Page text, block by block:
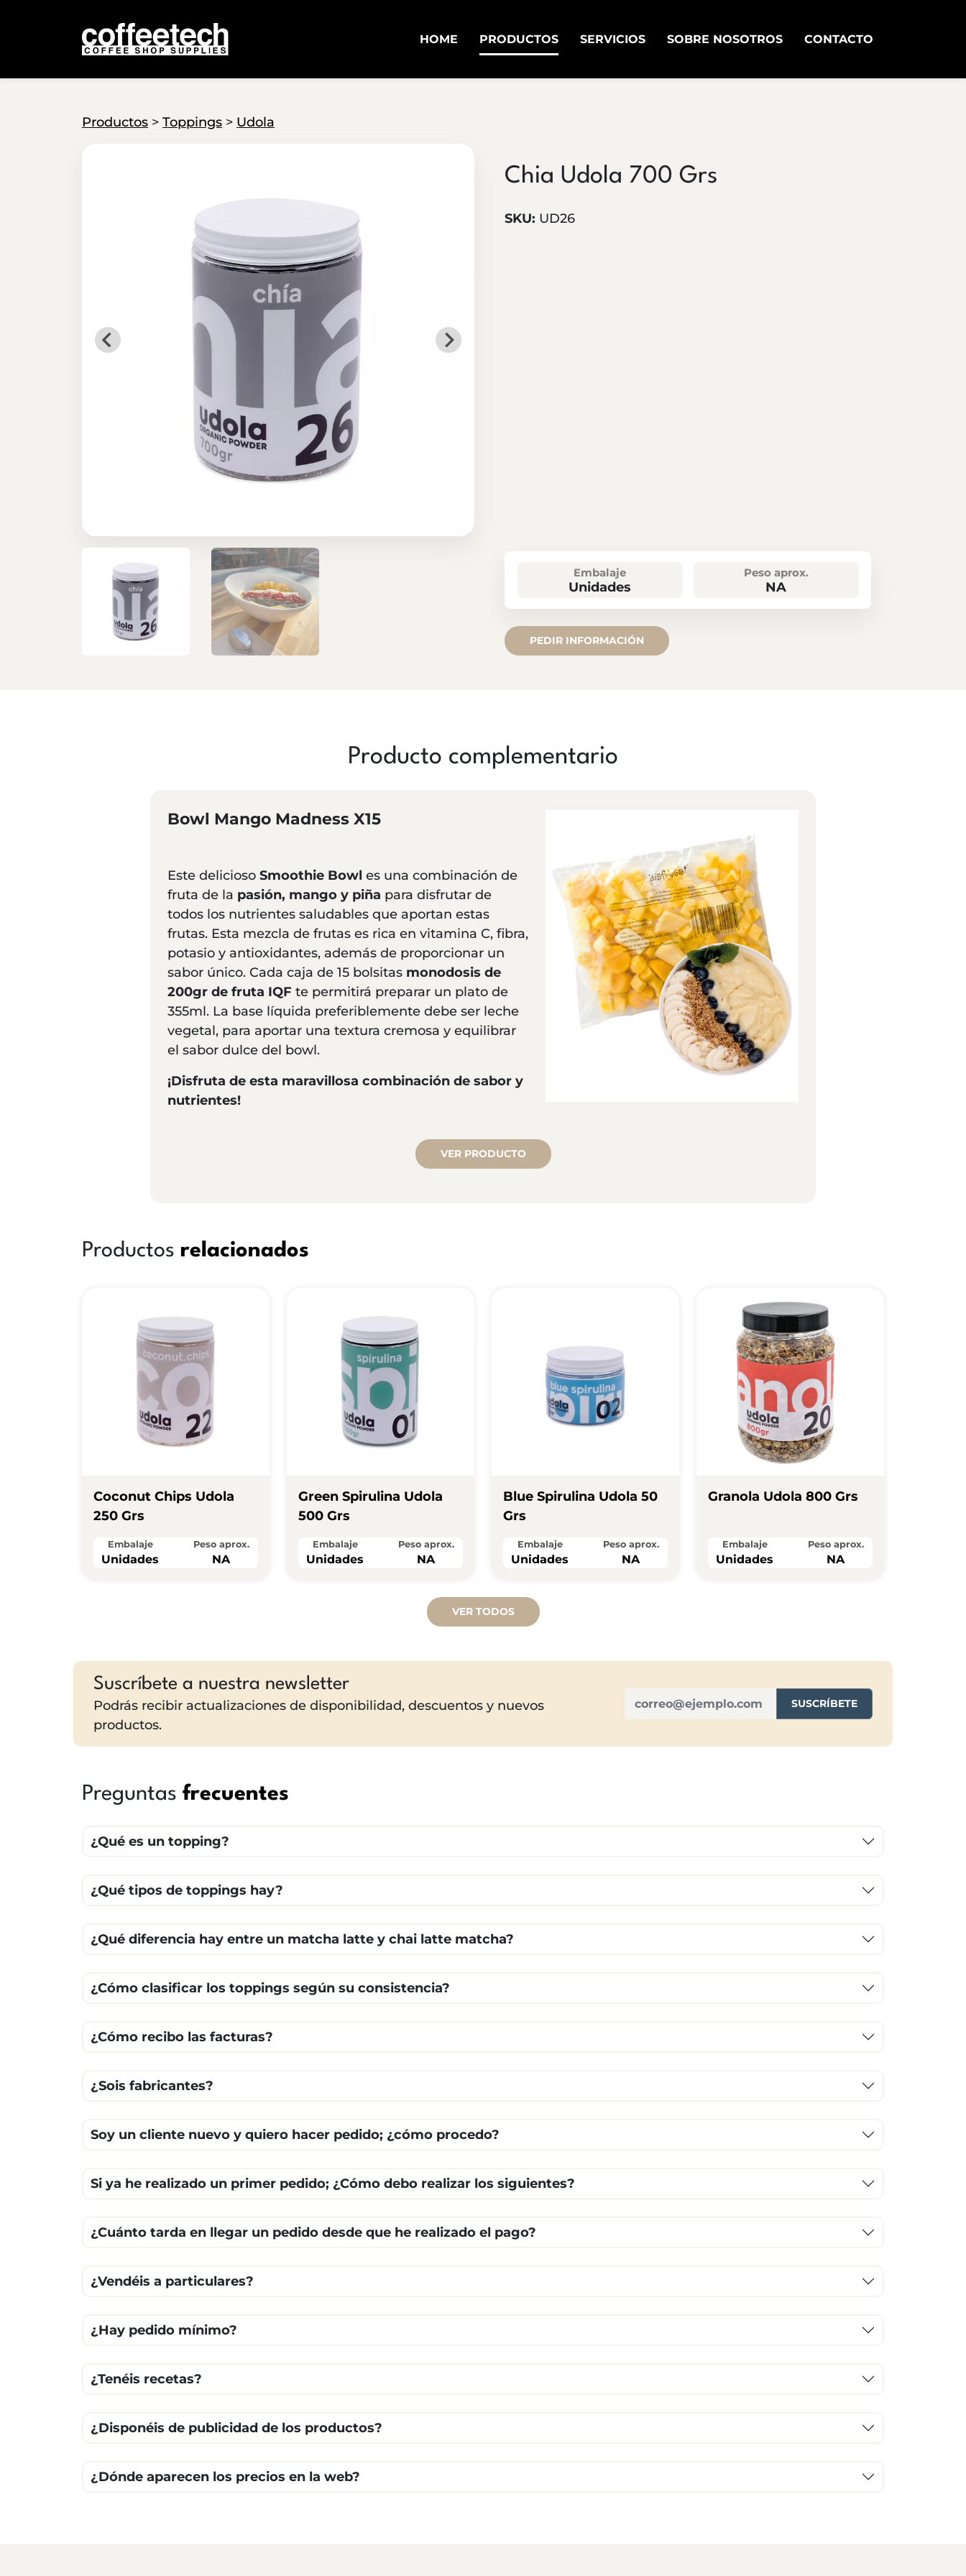
HOME PRODUCTOS SERVICIOS SOBRE NOSOTROS CONTACTO
Productos > Toppings > Udola
Chia Udola 700 Grs
SKU: UD26
Embalaje
Unidades
Peso aprox.
NA
PEDIR INFORMACIÓN
Producto complementario
Bowl Mango Madness X15
Este delicioso Smoothie Bowl es una combinación de
fruta de la pasión, mango y piña para disfrutar de
todos los nutrientes saludables que aportan estas
frutas. Esta mezcla de frutas es rica en vitamina C, fibra,
potasio y antioxidantes, además de proporcionar un
sabor único. Cada caja de 15 bolsitas monodosis de
200gr de fruta IQF te permitirá preparar un plato de
355ml. La base líquida preferiblemente debe ser leche
vegetal, para aportar una textura cremosa y equilibrar
el sabor dulce del bowl.
¡Disfruta de esta maravillosa combinación de sabor y
nutrientes!
VER PRODUCTO
Productos relacionados
Coconut Chips Udola
250 Grs
Embalaje
Unidades
Peso aprox.
NA
Green Spirulina Udola
500 Grs
Embalaje
Unidades
Peso aprox.
NA
Blue Spirulina Udola 50
Grs
Embalaje
Unidades
Peso aprox.
NA
Granola Udola 800 Grs
Embalaje
Unidades
Peso aprox.
NA
VER TODOS
Suscríbete a nuestra newsletter
Podrás recibir actualizaciones de disponibilidad, descuentos y nuevos
productos.
SUSCRÍBETE
Preguntas frecuentes
¿Qué es un topping?
¿Qué tipos de toppings hay?
¿Qué diferencia hay entre un matcha latte y chai latte matcha?
¿Cómo clasificar los toppings según su consistencia?
¿Cómo recibo las facturas?
¿Sois fabricantes?
Soy un cliente nuevo y quiero hacer pedido; ¿cómo procedo?
Si ya he realizado un primer pedido; ¿Cómo debo realizar los siguientes?
¿Cuánto tarda en llegar un pedido desde que he realizado el pago?
¿Vendéis a particulares?
¿Hay pedido mínimo?
¿Tenéis recetas?
¿Disponéis de publicidad de los productos?
¿Dónde aparecen los precios en la web?